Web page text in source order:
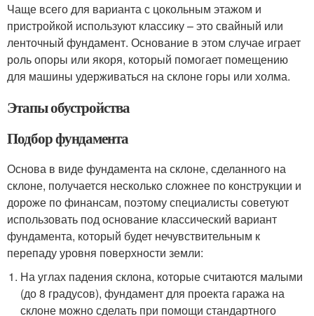
Чаще всего для варианта с цокольным этажом и
пристройкой используют классику – это свайный или
ленточный фундамент. Основание в этом случае играет
роль опоры или якоря, который помогает помещению
для машины удерживаться на склоне горы или холма.
Этапы обустройства
Подбор фундамента
Основа в виде фундамента на склоне, сделанного на
склоне, получается несколько сложнее по конструкции и
дороже по финансам, поэтому специалисты советуют
использовать под основание классический вариант
фундамента, который будет нечувствительным к
перепаду уровня поверхности земли:
На углах падения склона, которые считаются малыми
(до 8 градусов), фундамент для проекта гаража на
склоне можно сделать при помощи стандартного